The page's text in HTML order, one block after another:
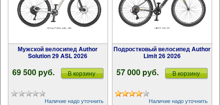
Мужской велосипед Author
Solution 29 ASL 2026
69 500 pуб. В корзину
Наличие надо уточнить
Подростковый велосипед Author
Limit 26 2026
57 000 pуб. В корзину
Наличие надо уточнить